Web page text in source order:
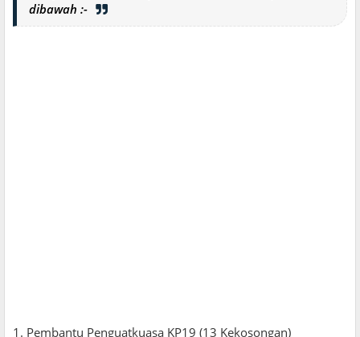
dibawah :-
1. Pembantu Penguatkuasa KP19 (13 Kekosongan)